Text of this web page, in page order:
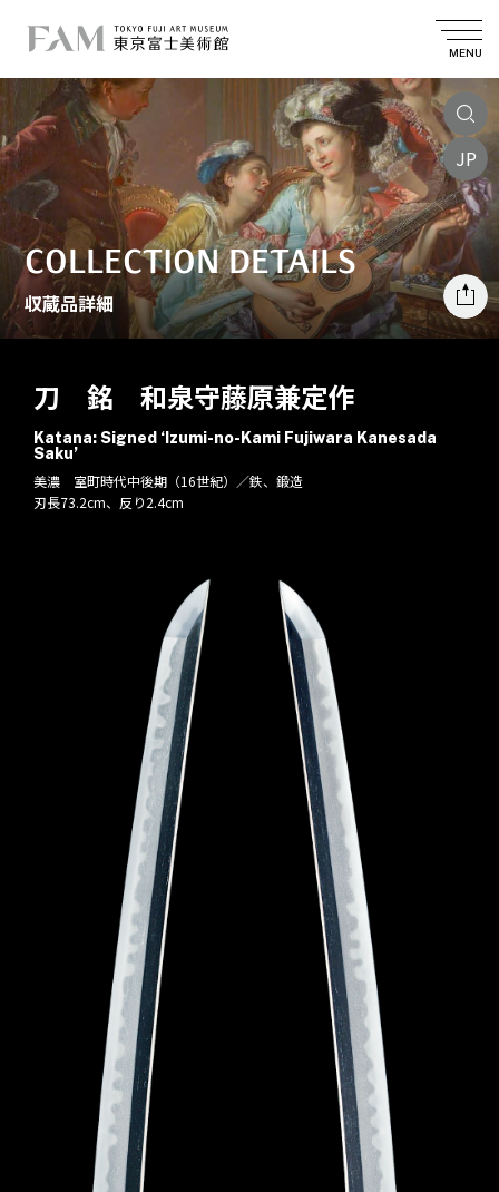
MENU
JP
COLLECTION DETAILS
収蔵品詳細
刀 銘 和泉守藤原兼定作
Katana: Signed ‘Izumi-no-Kami Fujiwara Kanesada
Saku’
美濃 室町時代中後期（16世紀）／鉄、鍛造
刃長73.2cm、反り2.4cm